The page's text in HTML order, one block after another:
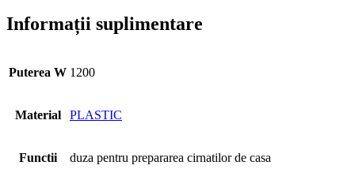
Informații suplimentare
Puterea W 1200
Material PLASTIC
Functii duza pentru prepararea cirnatilor de casa